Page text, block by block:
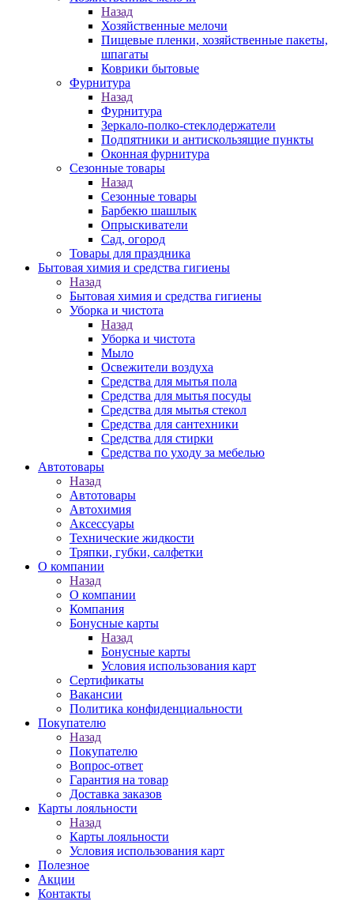
Назад
Хозяйственные мелочи
Пищевые пленки, хозяйственные пакеты,
шпагаты
Коврики бытовые
Фурнитура
Назад
Фурнитура
Зеркало-полко-стеклодержатели
Подпятники и антискользящие пункты
Оконная фурнитура
Сезонные товары
Назад
Сезонные товары
Барбекю шашлык
Опрыскиватели
Сад, огород
Товары для праздника
Бытовая химия и средства гигиены
Назад
Бытовая химия и средства гигиены
Уборка и чистота
Назад
Уборка и чистота
Мыло
Освежители воздуха
Средства для мытья пола
Средства для мытья посуды
Средства для мытья стекол
Средства для сантехники
Средства для стирки
Средства по уходу за мебелью
Автотовары
Назад
Автотовары
Автохимия
Аксессуары
Технические жидкости
Тряпки, губки, салфетки
О компании
Назад
О компании
Компания
Бонусные карты
Назад
Бонусные карты
Условия использования карт
Сертификаты
Вакансии
Политика конфиденциальности
Покупателю
Назад
Покупателю
Вопрос-ответ
Гарантия на товар
Доставка заказов
Карты лояльности
Назад
Карты лояльности
Условия использования карт
Полезное
Акции
Контакты